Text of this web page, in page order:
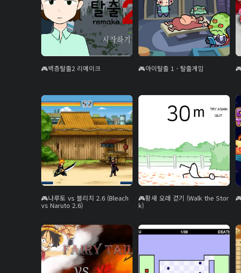
백층탈출2 리메이크 아이탈출 1 - 탈출게임
나루토 vs 블리치 2.6 (Bleach
vs Naruto 2.6)
황새 오래 걷기 (Walk the Stor
k)